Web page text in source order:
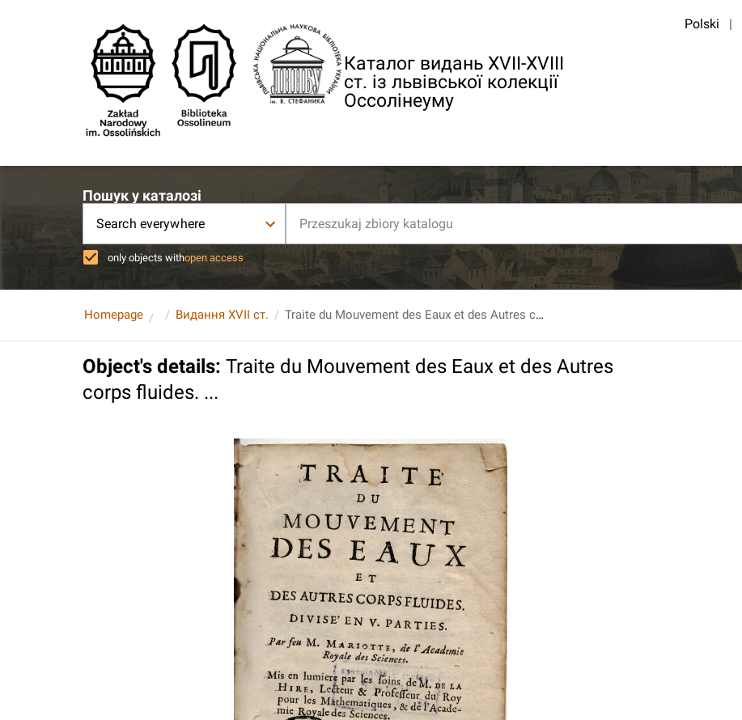
Каталог видань XVII-XVIII
ст. із львівської колекції
Оссолінеуму
Polski |
Пошук у каталозі
Search everywhere
only objects withopen access
Homepage Видання XVII ст. Traite du Mouvement des Eaux et des Autres corps fluides. ...
Object's details: Traite du Mouvement des Eaux et des Autres
corps fluides. ...